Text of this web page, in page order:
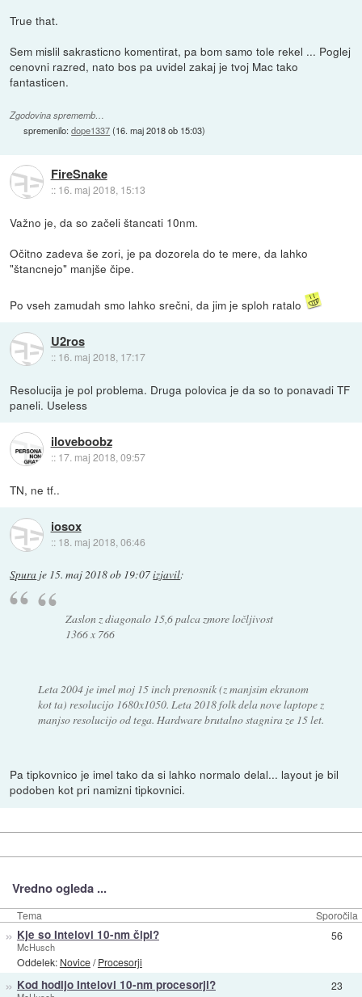
True that.
Sem mislil sakrasticno komentirat, pa bom samo tole rekel ... Poglej
cenovni razred, nato bos pa uvidel zakaj je tvoj Mac tako
fantasticen.
Zgodovina sprememb…
spremenilo:dope1337(16. maj 2018 ob 15:03)
FireSnake
:: 16. maj 2018, 15:13
Važno je, da so začeli štancati 10nm.
Očitno zadeva še zori, je pa dozorela do te mere, da lahko
"štancnejo" manjše čipe.
Po vseh zamudah smo lahko srečni, da jim je sploh ratalo
U2ros
:: 16. maj 2018, 17:17
Resolucija je pol problema. Druga polovica je da so to ponavadi TF
paneli. Useless
iloveboobz
:: 17. maj 2018, 09:57
TN, ne tf..
iosox
:: 18. maj 2018, 06:46
Spura je 15. maj 2018 ob 19:07izjavil:
Zaslon z diagonalo 15,6 palca zmore ločljivost
1366 x 766
Leta 2004 je imel moj 15 inch prenosnik (z manjsim ekranom
kot ta) resolucijo 1680x1050. Leta 2018 folk dela nove laptope z
manjso resolucijo od tega. Hardware brutalno stagnira ze 15 let.
Pa tipkovnico je imel tako da si lahko normalo delal... layout je bil
podoben kot pri namizni tipkovnici.
Vredno ogleda ...
Tema Sporočila
» Kje so Intelovi 10-nm čipi?
McHusch
Oddelek: Novice/Procesorji
56
» Kod hodijo Intelovi 10-nm procesorji? 23